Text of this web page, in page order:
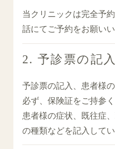
当クリニックは完全予
話にてご予約をお願いい
2. 予診票の記入
予診票の記入、患者様
必ず、保険証をご持参く
患者様の症状、既往症
の種類などを記入してい